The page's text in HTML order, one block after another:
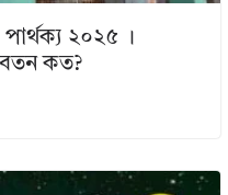
২০২৫ ।
কত?